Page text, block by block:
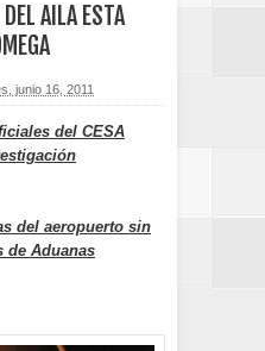
AILA ESTA
junio 16, 2011
del CESA
del aeropuerto sin
de Aduanas